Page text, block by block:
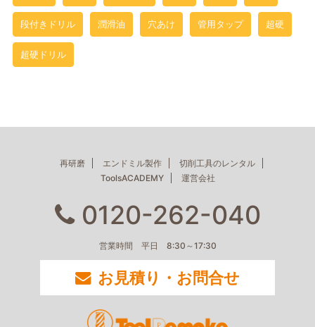
段付きドリル 潤滑油 穴あけ 管用タップ 超硬
超硬ドリル
再研磨 エンドミル製作
切削工具のレンタル
ToolsACADEMY
運営会社
0120-262-040
営業時間 平日 8:30～17:30
お見積り・お問合せ